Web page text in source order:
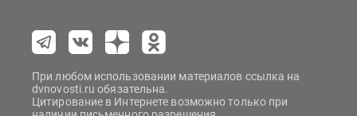
При любом использовании материалов ссылка на
dvnovosti.ru обязательна.
Цитирование в Интернете возможно только при